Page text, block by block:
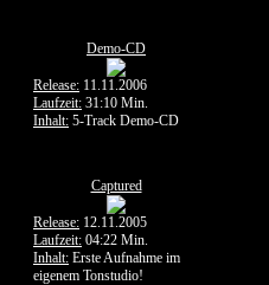
Demo-CD
Release: 11.11.2006
Laufzeit: 31:10 Min.
Inhalt: 5-Track Demo-CD
Captured
Release: 12.11.2005
Laufzeit: 04:22 Min.
Inhalt: Erste Aufnahme im
eigenem Tonstudio!